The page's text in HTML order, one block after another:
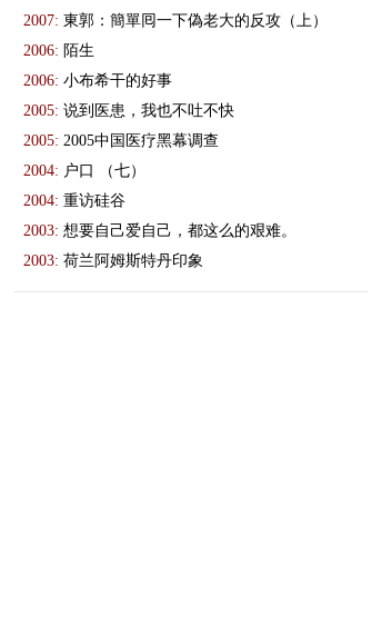
2007: 東郭：簡單囘一下偽老大的反攻（上）
2006: 陌生
2006: 小布希干的好事
2005: 说到医患，我也不吐不快
2005: 2005中国医疗黑幕调查
2004: 户口 （七）
2004: 重访硅谷
2003: 想要自己爱自己，都这么的艰难。
2003: 荷兰阿姆斯特丹印象